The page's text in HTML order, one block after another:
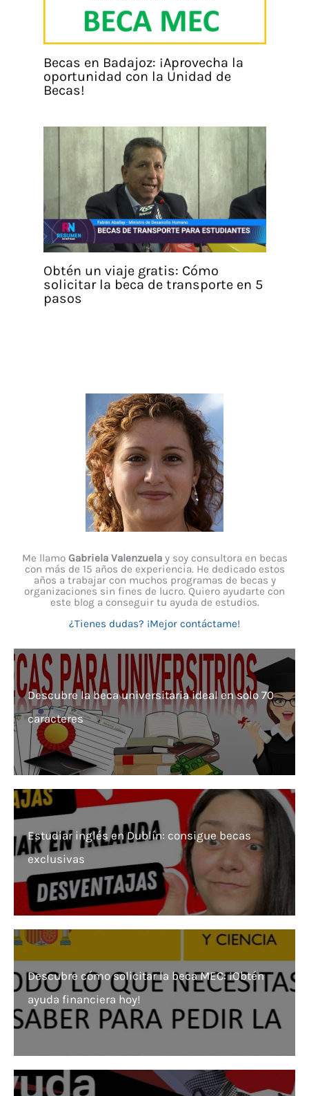
Becas en Badajoz: ¡Aprovecha la
oportunidad con la Unidad de
Becas!
Obtén un viaje gratis: Cómo
solicitar la beca de transporte en 5
pasos
Me llamo Gabriela Valenzuelay soy consultora en becas
con más de 15 años de experiencia. He dedicado estos
años a trabajar con muchos programas de becas y
organizaciones sin fines de lucro. Quiero ayudarte con
este blog a conseguir tu ayuda de estudios.
¿Tienes dudas? ¡Mejor contáctame!
Descubre la beca universitaria ideal en solo 70
caracteres
Estudiar inglés en Dublín: consigue becas
exclusivas
Descubre cómo solicitar la beca MEC: ¡Obtén
ayuda financiera hoy!